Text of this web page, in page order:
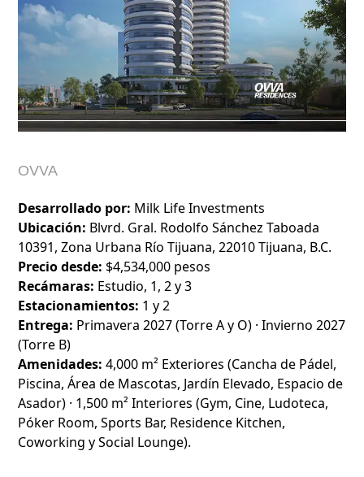
OVVA
Desarrollado por: Milk Life Investments
Ubicación: Blvrd. Gral. Rodolfo Sánchez Taboada
10391, Zona Urbana Río Tijuana, 22010 Tijuana, B.C.
Precio desde: $4,534,000 pesos
Recámaras: Estudio, 1, 2 y 3
Estacionamientos: 1 y 2
Entrega: Primavera 2027 (Torre A y O) · Invierno 2027
(Torre B)
Amenidades: 4,000 m² Exteriores (Cancha de Pádel,
Piscina, Área de Mascotas, Jardín Elevado, Espacio de
Asador) · 1,500 m² Interiores (Gym, Cine, Ludoteca,
Póker Room, Sports Bar, Residence Kitchen,
Coworking y Social Lounge).